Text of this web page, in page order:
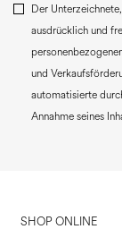
Der
ausdrücklich und
und
automatisierte
Annahme seines
SHOP ONLINE